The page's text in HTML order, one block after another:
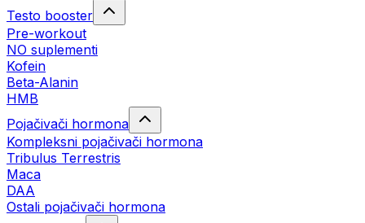
Testo booster
Pre-workout
NO suplementi
Kofein
Beta-Alanin
HMB
Pojačivači hormona
Kompleksni pojačivači hormona
Tribulus Terrestris
Maca
DAA
Ostali pojačivači hormona